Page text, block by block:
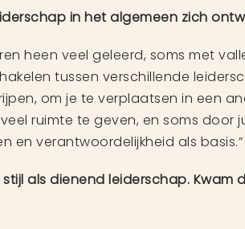
in het algemeen zich
heen veel geleerd, soms met
tussen verschillende
om je te verplaatsen in een
ruimte te geven, en soms door
en verantwoordelijkheid als basis.”
als dienend leiderschap. Kwam